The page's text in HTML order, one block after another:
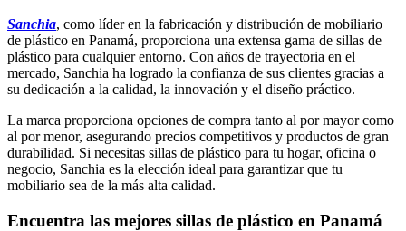
Sanchia, como líder en la fabricación y distribución de mobiliario
de plástico en Panamá, proporciona una extensa gama de sillas de
plástico para cualquier entorno. Con años de trayectoria en el
mercado, Sanchia ha logrado la confianza de sus clientes gracias a
su dedicación a la calidad, la innovación y el diseño práctico.
La marca proporciona opciones de compra tanto al por mayor como
al por menor, asegurando precios competitivos y productos de gran
durabilidad. Si necesitas sillas de plástico para tu hogar, oficina o
negocio, Sanchia es la elección ideal para garantizar que tu
mobiliario sea de la más alta calidad.
Encuentra las mejores sillas de plástico en Panamá